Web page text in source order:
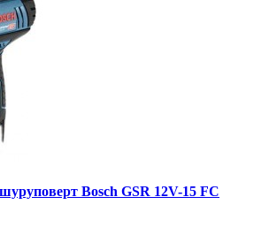
Bosch GSR 12V-15 FC